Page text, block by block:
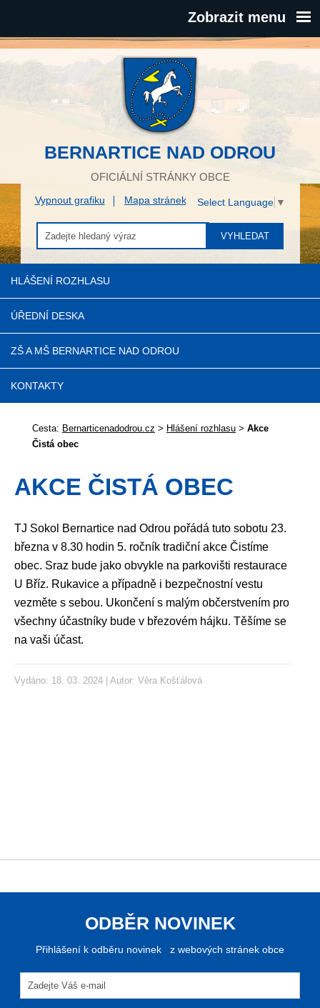
Zobrazit menu
BERNARTICE NAD ODROU
OFICIÁLNÍ STRÁNKY OBCE
Vypnout grafiku Mapa stránek Select Language ▼
VYHLEDAT
HLÁŠENÍ ROZHLASU
ÚŘEDNÍ DESKA
ZŠ A MŠ BERNARTICE NAD ODROU
KONTAKTY
Cesta: Bernarticenadodrou.cz > Hlášení rozhlasu > Akce
Čistá obec
AKCE ČISTÁ OBEC
TJ Sokol Bernartice nad Odrou pořádá tuto sobotu 23.
března v 8.30 hodin 5. ročník tradiční akce Čistíme
obec. Sraz bude jako obvykle na parkovišti restaurace
U Bříz. Rukavice a případně i bezpečnostní vestu
vezměte s sebou. Ukončení s malým občerstvením pro
všechny účastníky bude v březovém hájku. Těšíme se
na vaši účast.
Vydáno: 18. 03. 2024 | Autor: Věra Košťálová
ODBĚR NOVINEK
Přihlášení k odběru novinek z webových stránek obce